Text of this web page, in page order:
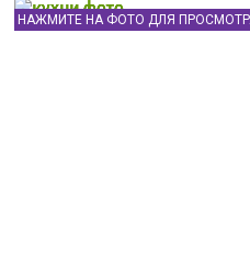
НАЖМИТЕ НА ФОТО ДЛЯ